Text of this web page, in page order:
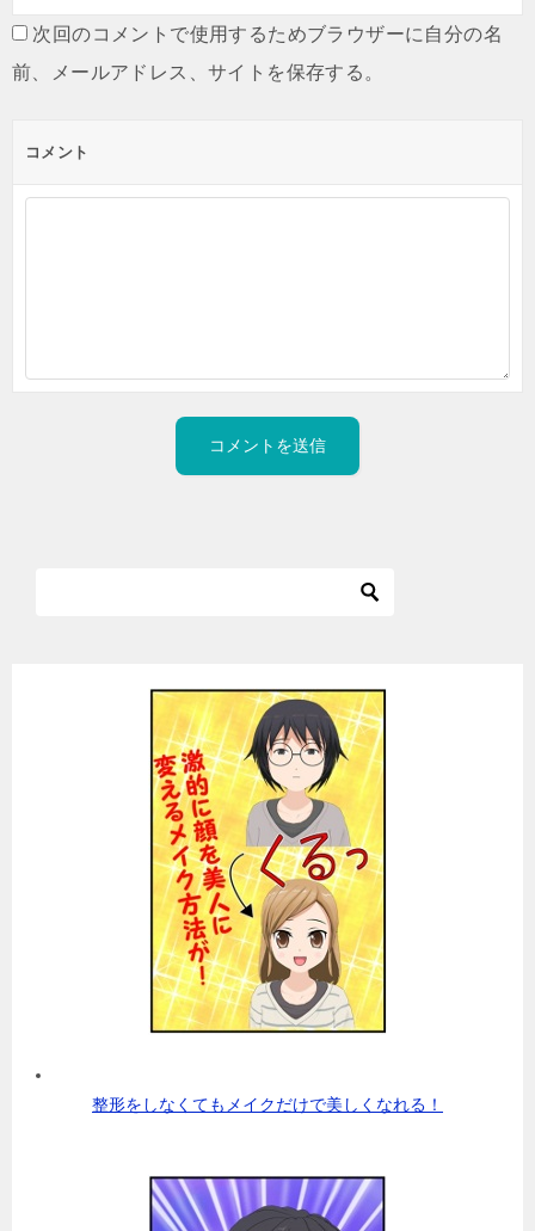
次回のコメントで使用するためブラウザーに自分の名
前、メールアドレス、サイトを保存する。
コメント
整形をしなくてもメイクだけで美しくなれる！